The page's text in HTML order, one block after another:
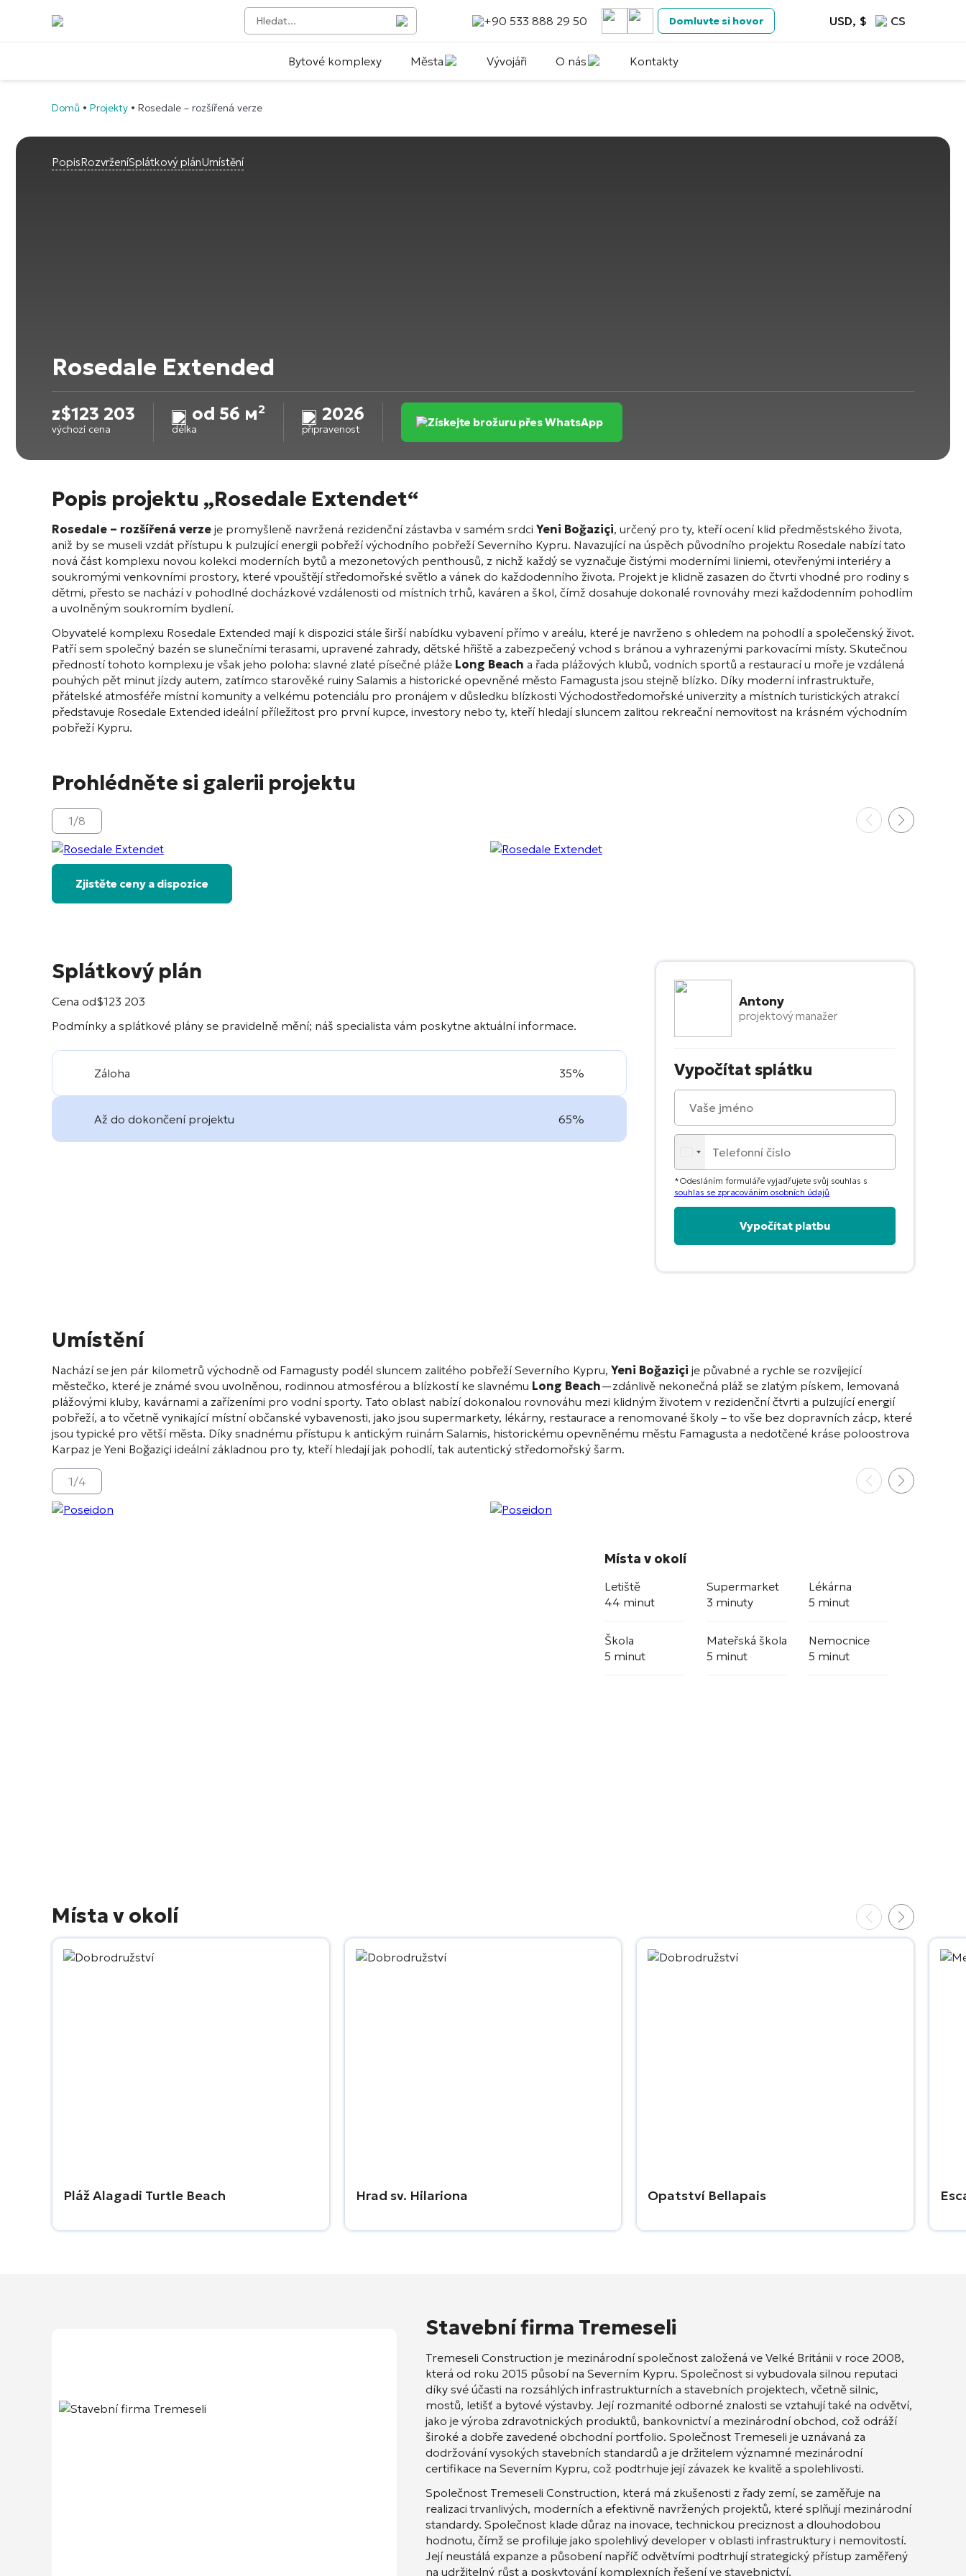
+90 533 888 29 50 Domluvte si hovor USD, $ CS
Bytové komplexy Města Vývojáři O nás Kontakty
Domů • Projekty • Rosedale – rozšířená verze
PopisRozvrženíSplátkový plánUmístění
Rosedale Extended
z$123 203
výchozí cena
od 56 м²
délka
2026
připravenost Získejte brožuru přes WhatsApp
Popis projektu „Rosedale Extendet“
Rosedale – rozšířená verze je promyšleně navržená rezidenční zástavba v samém srdci Yeni Boğaziçi, určený pro ty, kteří ocení klid předměstského života,
aniž by se museli vzdát přístupu k pulzující energii pobřeží východního pobřeží Severního Kypru. Navazující na úspěch původního projektu Rosedale nabízí tato
nová část komplexu novou kolekci moderních bytů a mezonetových penthousů, z nichž každý se vyznačuje čistými moderními liniemi, otevřenými interiéry a
soukromými venkovními prostory, které vpouštějí středomořské světlo a vánek do každodenního života. Projekt je klidně zasazen do čtvrti vhodné pro rodiny s
dětmi, přesto se nachází v pohodlné docházkové vzdálenosti od místních trhů, kaváren a škol, čímž dosahuje dokonalé rovnováhy mezi každodenním pohodlím
a uvolněným soukromím bydlení.
Obyvatelé komplexu Rosedale Extended mají k dispozici stále širší nabídku vybavení přímo v areálu, které je navrženo s ohledem na pohodlí a společenský život.
Patří sem společný bazén se slunečními terasami, upravené zahrady, dětské hřiště a zabezpečený vchod s bránou a vyhrazenými parkovacími místy. Skutečnou
předností tohoto komplexu je však jeho poloha: slavné zlaté písečné pláže Long Beach a řada plážových klubů, vodních sportů a restaurací u moře je vzdálená
pouhých pět minut jízdy autem, zatímco starověké ruiny Salamis a historické opevněné město Famagusta jsou stejně blízko. Díky moderní infrastruktuře,
přátelské atmosféře místní komunity a velkému potenciálu pro pronájem v důsledku blízkosti Východostředomořské univerzity a místních turistických atrakcí
představuje Rosedale Extended ideální příležitost pro první kupce, investory nebo ty, kteří hledají sluncem zalitou rekreační nemovitost na krásném východním
pobřeží Kypru.
Prohlédněte si galerii projektu
1/8
Zjistěte ceny a dispozice
Splátkový plán
Cena od$123 203
Podmínky a splátkové plány se pravidelně mění; náš specialista vám poskytne aktuální informace.
Záloha 35%
Až do dokončení projektu 65%
Antony
projektový manažer
Vypočítat splátku
*Odesláním formuláře vyjadřujete svůj souhlas s
souhlas se zpracováním osobních údajů
Umístění
Nachází se jen pár kilometrů východně od Famagusty podél sluncem zalitého pobřeží Severního Kypru, Yeni Boğaziçi je půvabné a rychle se rozvíjející
městečko, které je známé svou uvolněnou, rodinnou atmosférou a blízkostí ke slavnému Long Beach—zdánlivě nekonečná pláž se zlatým pískem, lemovaná
plážovými kluby, kavárnami a zařízeními pro vodní sporty. Tato oblast nabízí dokonalou rovnováhu mezi klidným životem v rezidenční čtvrti a pulzující energií
pobřeží, a to včetně vynikající místní občanské vybavenosti, jako jsou supermarkety, lékárny, restaurace a renomované školy – to vše bez dopravních zácp, které
jsou typické pro větší města. Díky snadnému přístupu k antickým ruinám Salamis, historickému opevněnému městu Famagusta a nedotčené kráse poloostrova
Karpaz je Yeni Boğaziçi ideální základnou pro ty, kteří hledají jak pohodlí, tak autentický středomořský šarm.
1/4
Místa v okolí
Letiště
44 minut
Supermarket
3 minuty
Lékárna
5 minut
Škola
5 minut
Mateřská škola
5 minut
Nemocnice
5 minut
Místa v okolí
Pláž Alagadi Turtle Beach Hrad sv. Hilariona Opatství Bellapais
Stavební firma Tremeseli
Tremeseli Construction je mezinárodní společnost založená ve Velké Británii v roce 2008,
která od roku 2015 působí na Severním Kypru. Společnost si vybudovala silnou reputaci
díky své účasti na rozsáhlých infrastrukturních a stavebních projektech, včetně silnic,
mostů, letišť a bytové výstavby. Její rozmanité odborné znalosti se vztahují také na odvětví,
jako je výroba zdravotnických produktů, bankovnictví a mezinárodní obchod, což odráží
široké a dobře zavedené obchodní portfolio. Společnost Tremeseli je uznávaná za
dodržování vysokých stavebních standardů a je držitelem významné mezinárodní
certifikace na Severním Kypru, což podtrhuje její závazek ke kvalitě a spolehlivosti.
Společnost Tremeseli Construction, která má zkušenosti z řady zemí, se zaměřuje na
realizaci trvanlivých, moderních a efektivně navržených projektů, které splňují mezinárodní
standardy. Společnost klade důraz na inovace, technickou preciznost a dlouhodobou
hodnotu, čímž se profiluje jako spolehlivý developer v oblasti infrastruktury i nemovitostí.
Její neustálá expanze a působení napříč odvětvími podtrhují strategický přístup zaměřený
na udržitelný růst a poskytování komplexních řešení ve stavebnictví.